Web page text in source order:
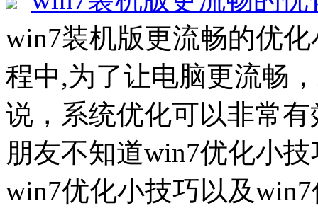
win7装机版更流畅的优
程中,为了让电脑更流畅
说，系统优化可以非常
朋友不知道win7优化小
win7优化小技巧以及